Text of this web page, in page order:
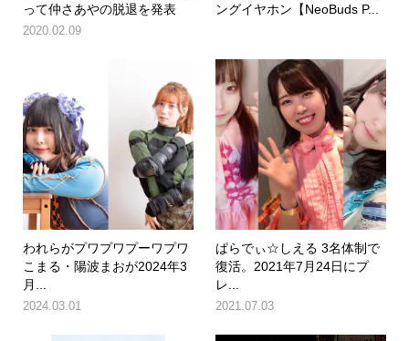
って仲さあやの脱退を発表
2020.02.09
ングイヤホン【NeoBuds P...
われらがプワプワプーワプワ
こまる・陽波まおが2024年3
月...
2024.03.01
ぱらでぃ☆しえる 3名体制で
復活。2021年7月24日にプ
レ...
2021.07.03